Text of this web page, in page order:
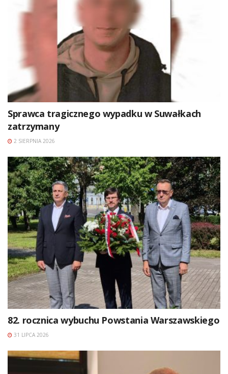
Sprawca tragicznego wypadku w Suwałkach
zatrzymany
2 SIERPNIA 2026
82. rocznica wybuchu Powstania Warszawskiego
31 LIPCA 2026